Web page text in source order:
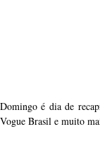
Domingo é dia de
Vogue Brasil e muito